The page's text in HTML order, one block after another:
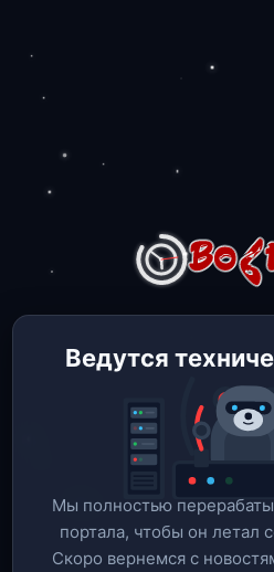
Ведутся
Мы полностью
портала, чтобы он летал
Скоро вернемся c